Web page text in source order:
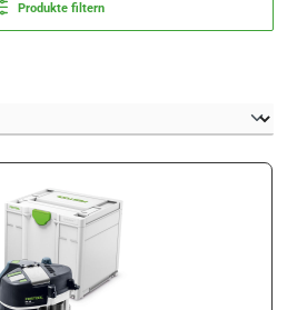
Produkte filtern